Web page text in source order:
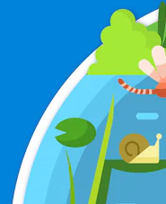
Креативная платформа для
ваших лучших работ.
подписчиков среди
предприятий, агентств и
Pусский